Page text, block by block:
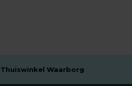
Thuiswinkel Waarborg